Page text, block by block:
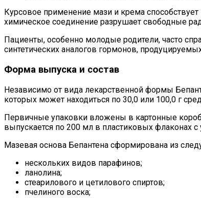
Курсовое применение мази и крема
химическое соединение разрушает свободные
Пациенты, особенно молодые родители, часто
синтетических аналогов гормонов,
Форма выпуска и состав
Независимо от вида лекарственной формы
которых может находиться по 30,0 или 100,0 г
Первичные упаковки вложены в картонные
выпускается по 200 мл в пластиковых флаконах
Мазевая основа Бепантена сформирована из
нескольких видов парафинов;
ланолина;
стеарилового и цетилового спиртов;
пчелиного воска;